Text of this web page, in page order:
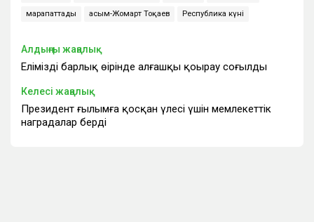
марапаттады Қасым-Жомарт Тоқаев Республика күні
Алдыңғы жаңалық
Еліміздің барлық өңірінде алғашқы қоңырау соғылды
Келесі жаңалық
Президент ғылымға қосқан үлесі үшін мемлекеттік
наградалар берді